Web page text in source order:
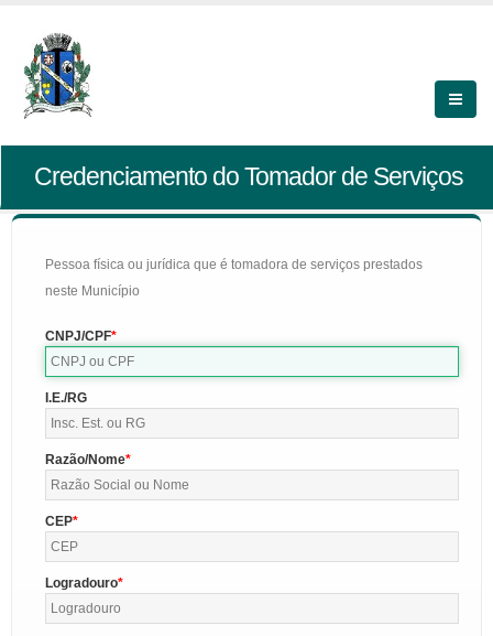
Credenciamento do Tomador de Serviços
Pessoa física ou jurídica que é tomadora de serviços prestados
neste Município
CNPJ/CPF
I.E./RG
Razão/Nome
CEP
Logradouro